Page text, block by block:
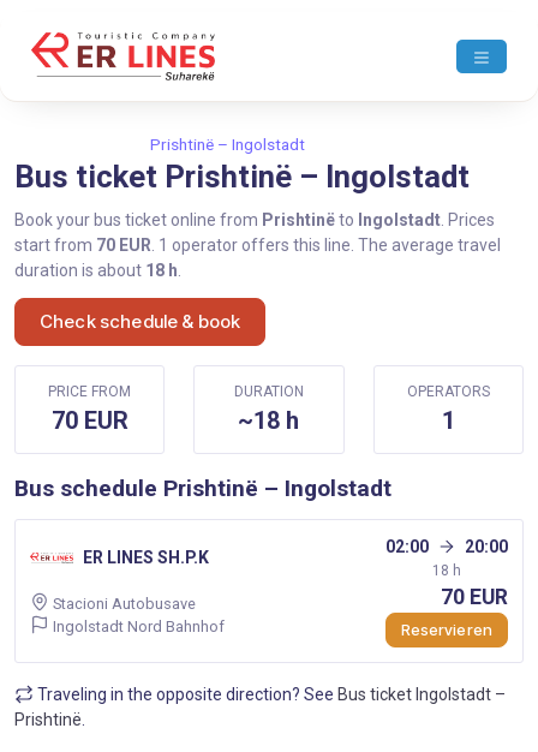
Prishtinë – Ingolstadt
Bus ticket Prishtinë – Ingolstadt
Book your bus ticket online from Prishtinëto Ingolstadt . Prices
start from 70 EUR . 1 operator offers this line. The average travel
duration is about 18 h
Check schedule & book
PRICE FROM
70 EUR
DURATION
~18 h
OPERATORS
1
Bus schedule Prishtinë – Ingolstadt
ER LINES SH.P.K
02:00 20:00
18 h
Stacioni Autobusave
Ingolstadt Nord Bahnhof
70 EUR
Reservieren
Traveling in the opposite direction? See Bus ticket Ingolstadt –
Prishtinë